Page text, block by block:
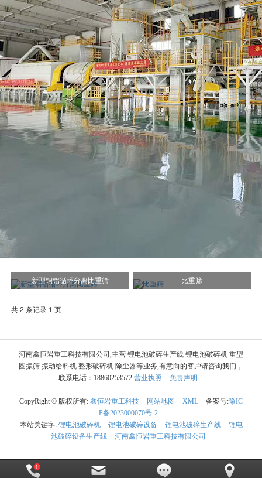
新型铜铝循环分离比重筛 比重筛
共 2 条记录 1 页
河南鑫恒岩重工科技有限公司,主营 锂电池破碎生产线 锂电池破碎机 重型
圆振筛 振动给料机 整形破碎机 除尘器等业务,有意向的客户请咨询我们，
联系电话：18860253572 营业执照 免责声明
CopyRight © 版权所有: 鑫恒岩重工科技 网站地图 XML 备案号:豫IC
P备2023000070号-2
本站关键字: 锂电池破碎机 锂电池破碎设备 锂电池破碎生产线
锂电
池破碎设备生产线
河南鑫恒岩重工科技有限公司